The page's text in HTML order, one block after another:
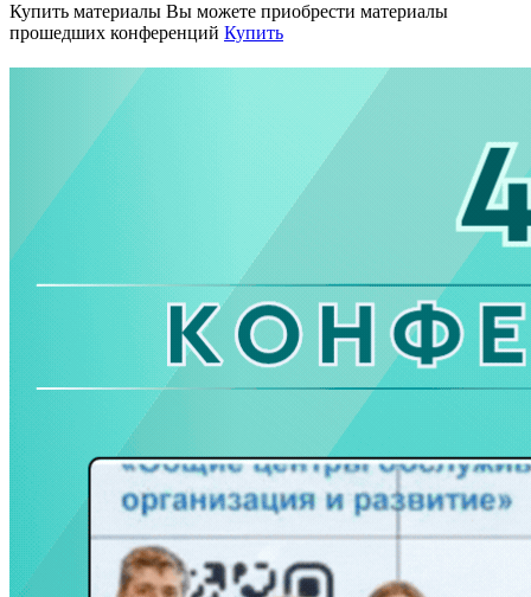
Купить материалы Вы можете приобрести материалы
прошедших конференций Купить